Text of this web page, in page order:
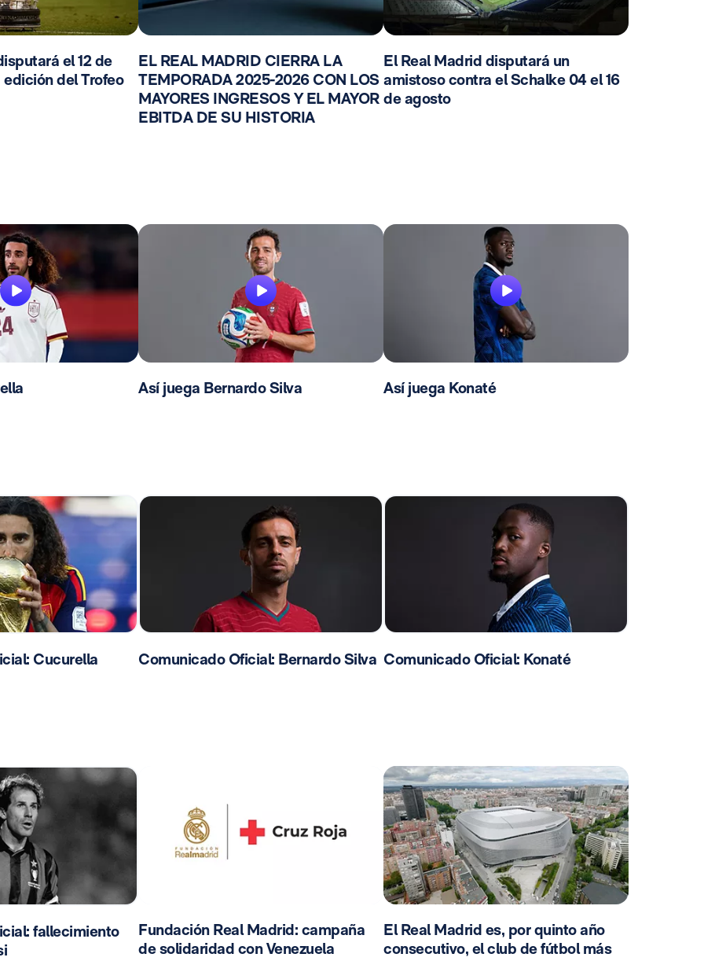
el 12 de
del Trofeo
EL REAL MADRID CIERRA LA
TEMPORADA 2025-2026 CON LOS
MAYORES INGRESOS Y EL MAYOR
EBITDA DE SU HISTORIA
El Real Madrid disputará un
amistoso contra el Schalke 04 el 16
de agosto
Así juega Bernardo Silva Así juega Konaté
Cucurella Comunicado Oficial: Bernardo Silva Comunicado Oficial: Konaté
fallecimiento
Fundación Real Madrid: campaña
de solidaridad con Venezuela
El Real Madrid es, por quinto año
consecutivo, el club de fútbol más